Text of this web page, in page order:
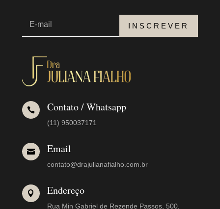
INSCREVER
 Contato / Whatsapp
(11) 950037171
 Email
contato@drajulianafialho.com.br
 Endereço
Rua Min Gabriel de Rezende Passos, 500,